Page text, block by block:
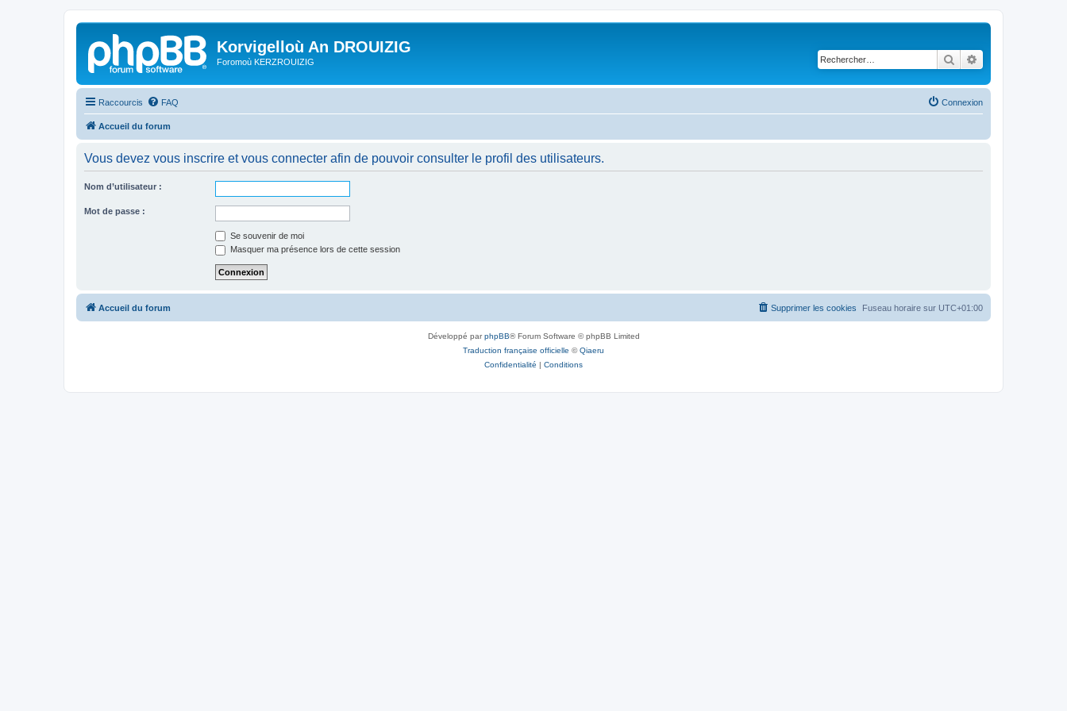
Korvigelloù An DROUIZIG
Foromoù KERZROUIZIG Rechercher
Raccourcis FAQ Connexion
Accueil du forum
Vous devez vous inscrire et vous connecter afin de pouvoir consulter le profil des utilisateurs.
Nom d’utilisateur :
Mot de passe :
Se souvenir de moi
Masquer ma présence lors de cette session
Accueil du forum Fuseau horaire sur UTC+01:00
Supprimer les cookies
Développé parphpBB® Forum Software © phpBB Limited
Traduction française officielle ©Qiaeru
Confidentialité | Conditions